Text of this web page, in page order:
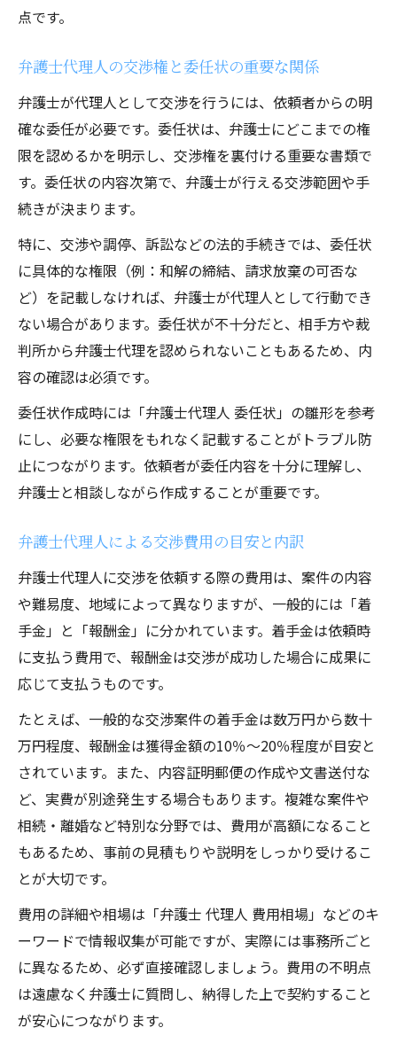
点です。
弁護士代理人の交渉権と委任状の重要な関係
弁護士が代理人として交渉を行うには、依頼者からの明
確な委任が必要です。委任状は、弁護士にどこまでの権
限を認めるかを明示し、交渉権を裏付ける重要な書類で
す。委任状の内容次第で、弁護士が行える交渉範囲や手
続きが決まります。
特に、交渉や調停、訴訟などの法的手続きでは、委任状
に具体的な権限（例：和解の締結、請求放棄の可否な
ど）を記載しなければ、弁護士が代理人として行動でき
ない場合があります。委任状が不十分だと、相手方や裁
判所から弁護士代理を認められないこともあるため、内
容の確認は必須です。
委任状作成時には「弁護士代理人 委任状」の雛形を参考
にし、必要な権限をもれなく記載することがトラブル防
止につながります。依頼者が委任内容を十分に理解し、
弁護士と相談しながら作成することが重要です。
弁護士代理人による交渉費用の目安と内訳
弁護士代理人に交渉を依頼する際の費用は、案件の内容
や難易度、地域によって異なりますが、一般的には「着
手金」と「報酬金」に分かれています。着手金は依頼時
に支払う費用で、報酬金は交渉が成功した場合に成果に
応じて支払うものです。
たとえば、一般的な交渉案件の着手金は数万円から数十
万円程度、報酬金は獲得金額の10％〜20％程度が目安と
されています。また、内容証明郵便の作成や文書送付な
ど、実費が別途発生する場合もあります。複雑な案件や
相続・離婚など特別な分野では、費用が高額になること
もあるため、事前の見積もりや説明をしっかり受けるこ
とが大切です。
費用の詳細や相場は「弁護士 代理人 費用相場」などのキ
ーワードで情報収集が可能ですが、実際には事務所ごと
に異なるため、必ず直接確認しましょう。費用の不明点
は遠慮なく弁護士に質問し、納得した上で契約すること
が安心につながります。